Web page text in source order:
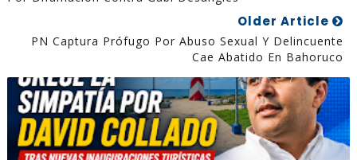
Older Article
PN Captura Prófugo Por Abuso Sexual Y Delincuente
Cae Abatido En Bahoruco